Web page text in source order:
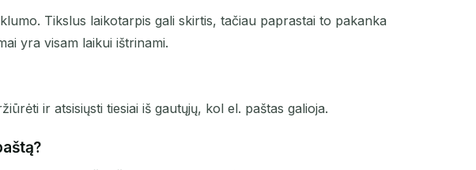
Tikslus laikotarpis gali skirtis, tačiau paprastai to pakanka
yra visam laikui ištrinami.
ir atsisiųsti tiesiai iš gautųjų, kol el. paštas galioja.